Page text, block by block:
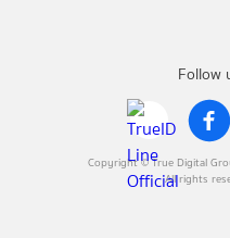
Follow
Copyright © True Digital
All rights